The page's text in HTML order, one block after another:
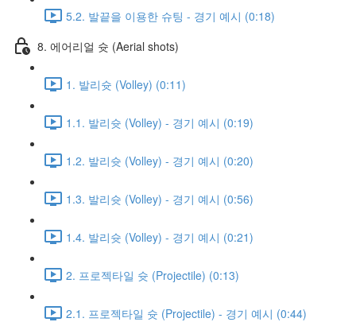
5.2. 발끝을 이용한 슈팅 - 경기 예시 (0:18)
8. 에어리얼 슛 (Aerial shots)
1. 발리슛 (Volley) (0:11)
1.1. 발리슛 (Volley) - 경기 예시 (0:19)
1.2. 발리슛 (Volley) - 경기 예시 (0:20)
1.3. 발리슛 (Volley) - 경기 예시 (0:56)
1.4. 발리슛 (Volley) - 경기 예시 (0:21)
2. 프로젝타일 슛 (Projectile) (0:13)
2.1. 프로젝타일 슛 (Projectile) - 경기 예시 (0:44)